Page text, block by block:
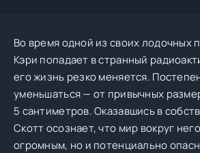
Во время одной из своих лодочных
Кэри попадает в странный
его жизнь резко меняется.
уменьшаться — от привычных
5 сантиметров. Оказавшись в
Скотт осознает, что мир вокруг
огромным, но и потенциально